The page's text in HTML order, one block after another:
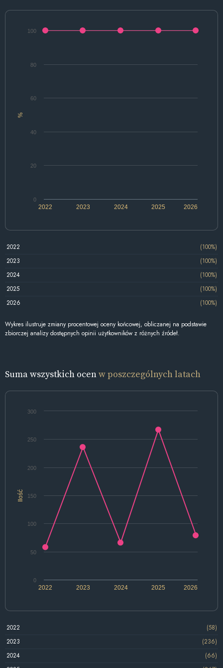
%
2022 2024 2026
2023 2025
0
20
40
60
80
100
2022
(100%)
2023
(100%)
2024
(100%)
2025
(100%)
2026
(100%)
Wykres ilustruje zmiany procentowej oceny końcowej, obliczanej na podstawie
zbiorczej analizy dostępnych opinii użytkowników z różnych źródeł.
Suma wszystkich ocenw poszczególnych latach
Ilość
2022 2024 2026
2023 2025
0
50
100
150
200
250
300
2022
(58)
2023
(236)
2024
(66)